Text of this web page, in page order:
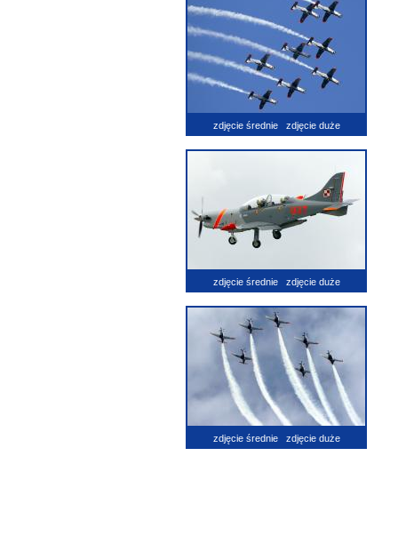
zdjęcie średnie zdjęcie duże
zdjęcie średnie zdjęcie duże
zdjęcie średnie zdjęcie duże